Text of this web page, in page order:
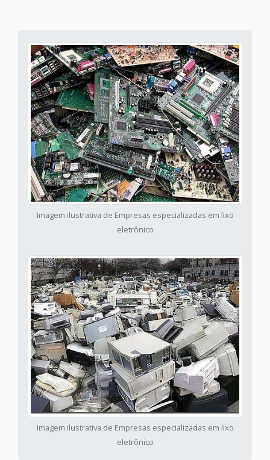
Imagem ilustrativa de Empresas especializadas em lixo
eletrônico
Imagem ilustrativa de Empresas especializadas em lixo
eletrônico